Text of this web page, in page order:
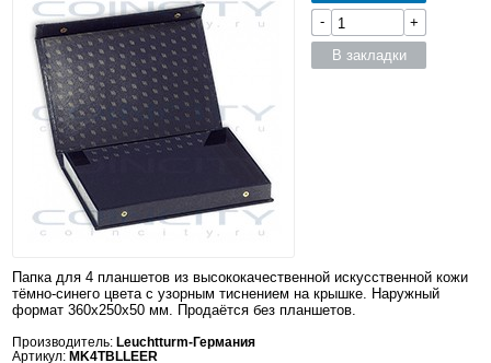
Папка для 4 планшетов из высококачественной искусственной кожи
тёмно-синего цвета с узорным тиснением на крышке. Наружный
формат 360x250x50 мм. Продаётся без планшетов.
Производитель: Leuchtturm-Германия
Артикул: MK4TBLLEER
-
+
В закладки